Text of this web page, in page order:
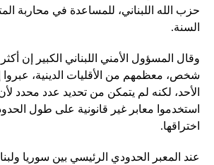
حزب الله اللبناني، للمساعدة في محاربة
السنة.
شخص، معظمهم من الأقليات الدينية، عبروا
الأحد، لكنه لم يتمكن من تحديد عدد محدد
استخدموا معابر غير قانونية على طول
اختراقها.
عند المعبر الحدودي الرئيسي بين سوريا